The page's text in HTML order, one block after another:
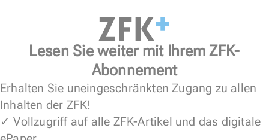
Lesen Sie weiter mit Ihrem ZFK-
Abonnement
Erhalten Sie uneingeschränkten Zugang zu allen
Inhalten der ZFK!
✓ Vollzugriff auf alle ZFK-Artikel und das digitale